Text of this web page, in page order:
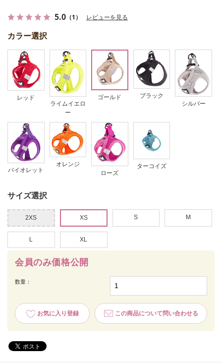
5.0 （1） レビューを見る
会員のみ価格公開
数量：
お気に入り登録 この商品について問い合わせる
カラー選択
レッド
ライムイエロ
ー
ゴールド
ブラック
シルバー
バイオレット
オレンジ
ローズ
ターコイズ
サイズ選択
2XS XS S M
L XL